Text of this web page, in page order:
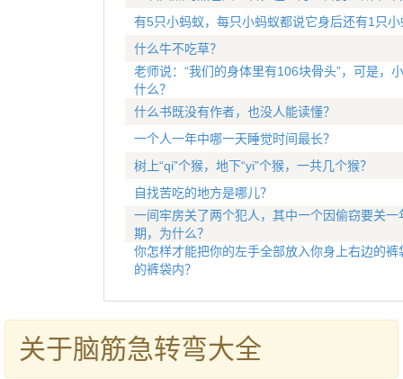
有5只小蚂蚁，每只小蚂蚁都说它身后还有1只
什么牛不吃草？
老师说：“我们的身体里有106块骨头”，可是，
什么？
什么书既没有作者，也没人能读懂？
一个人一年中哪一天睡觉时间最长？
树上“qi”个猴，地下“yi”个猴，一共几个猴？
自找苦吃的地方是哪儿？
一间牢房关了两个犯人，其中一个因偷窃要关
期，为什么？
你怎样才能把你的左手全部放入你身上右边的
的裤袋内？
关于脑筋急转弯大全